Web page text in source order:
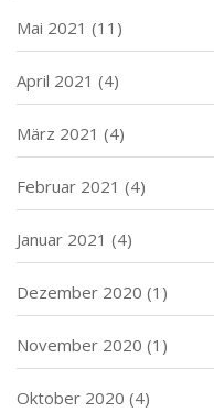
Mai 2021 (11)
April 2021 (4)
März 2021 (4)
Februar 2021 (4)
Januar 2021 (4)
Dezember 2020 (1)
November 2020 (1)
Oktober 2020 (4)